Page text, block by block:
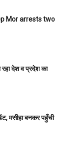
Mor arrests two
रहा देश व प्रदेश का
मसीहा बनकर पहुँची